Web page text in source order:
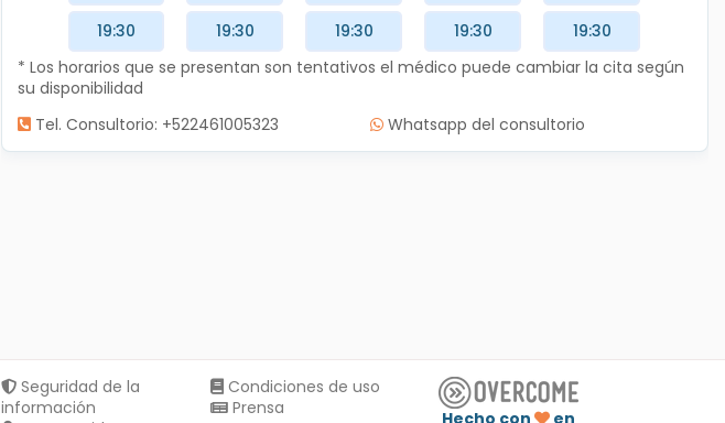
19:30 19:30 19:30 19:30
19:30
* Los horarios que se presentan son tentativos el médico puede cambiar la cita según
su disponibilidad
Tel. Consultorio: +522461005323
Whatsapp del consultorio
Seguridad de la
información
Condiciones de uso
Prensa
Hecho con en